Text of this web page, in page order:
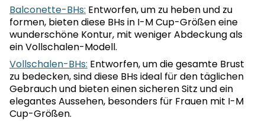
Balconette-BHs: Entworfen, um zu heben und zu
formen, bieten diese BHs in I-M Cup-Größen eine
wunderschöne Kontur, mit weniger Abdeckung als
ein Vollschalen-Modell.
Vollschalen-BHs: Entworfen, um die gesamte Brust
zu bedecken, sind diese BHs ideal für den täglichen
Gebrauch und bieten einen sicheren Sitz und ein
elegantes Aussehen, besonders für Frauen mit I-M
Cup-Größen.